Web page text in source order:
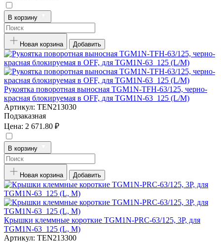
В корзину
Новая корзина Добавить
Рукоятка поворотная выносная TGM1N-TFH-63/125, черно-
красная блокируемая в OFF, для TGM1N-63_125 (L/M)
Артикул: TEN213030
Подзаказная
Цена: 2 671.80 ₽
В корзину
Новая корзина Добавить
Крышки клеммные короткие TGM1N-PRC-63/125, 3P, для
TGM1N-63_125 (L, M)
Артикул: TEN213300